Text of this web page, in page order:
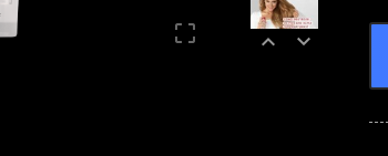
  